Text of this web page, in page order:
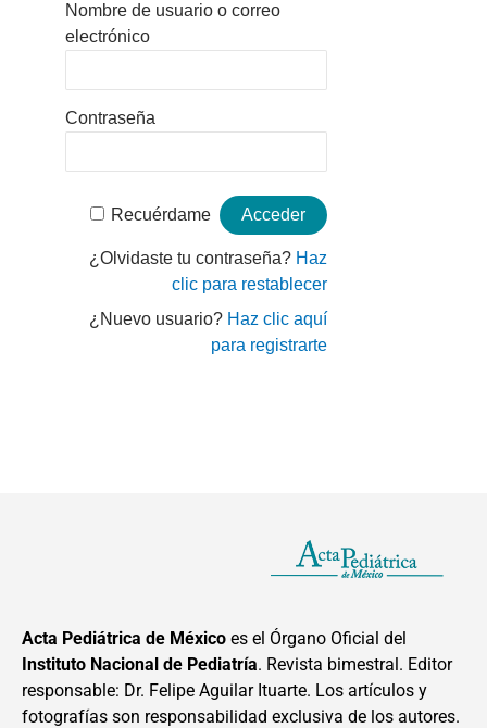
Nombre de usuario o correo
electrónico
Contraseña
Recuérdame
¿Olvidaste tu contraseña? Haz
clic para restablecer
¿Nuevo usuario? Haz clic aquí
para registrarte
Acta Pediátrica de México es el Órgano Oficial del
Instituto Nacional de Pediatría. Revista bimestral. Editor
responsable: Dr. Felipe Aguilar Ituarte. Los artículos y
fotografías son responsabilidad exclusiva de los autores.